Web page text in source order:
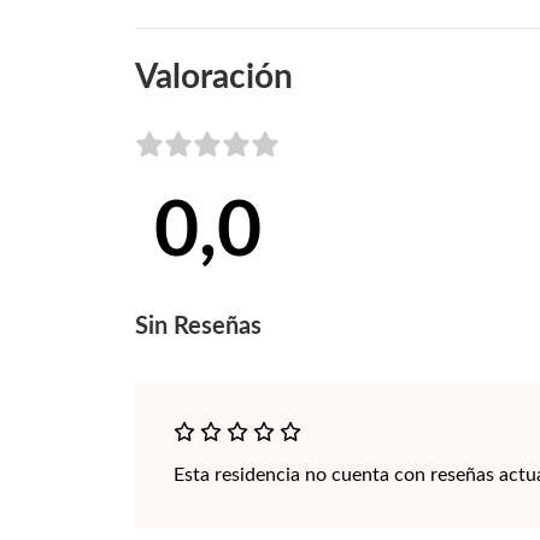
Valoración
0,0
Sin Reseñas
Esta residencia no cuenta con reseñas